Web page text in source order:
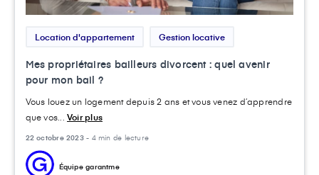
Location d'appartement Gestion locative
Mes propriétaires bailleurs divorcent : quel avenir
pour mon bail ?
Vous louez un logement depuis 2 ans et vous venez d’apprendre
que vos... Voir plus
22 octobre 2023 - 4 min de lecture
Équipe garantme